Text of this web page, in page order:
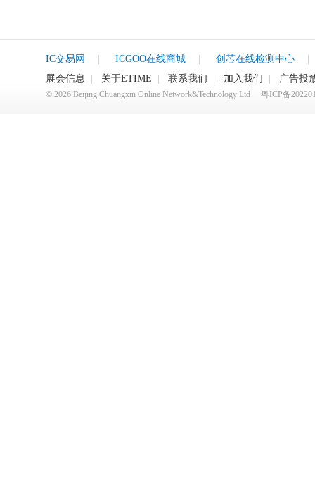
IC交易网 ICGOO在线商城 创芯在线检测中心
展会信息
关于ETIME 联系我们 加入我们 广告投
© 2026 Beijing Chuangxin Online Network&Technology Ltd 粤ICP备